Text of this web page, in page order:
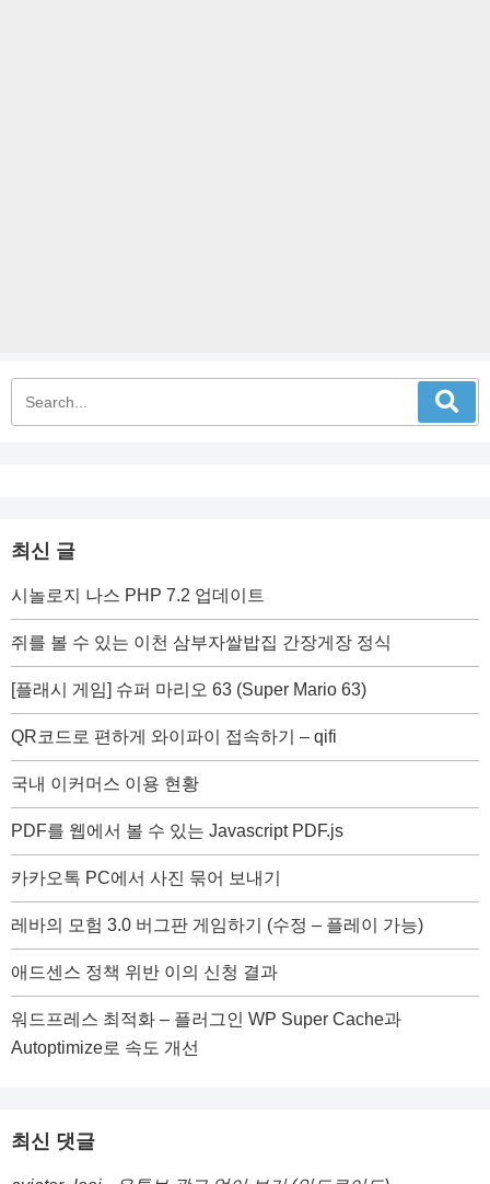
최신 글
시놀로지 나스 PHP 7.2 업데이트
쥐를 볼 수 있는 이천 삼부자쌀밥집 간장게장 정식
[플래시 게임] 슈퍼 마리오 63 (Super Mario 63)
QR코드로 편하게 와이파이 접속하기 – qifi
국내 이커머스 이용 현황
PDF를 웹에서 볼 수 있는 Javascript PDF.js
카카오톡 PC에서 사진 묶어 보내기
레바의 모험 3.0 버그판 게임하기 (수정 – 플레이 가능)
애드센스 정책 위반 이의 신청 결과
워드프레스 최적화 – 플러그인 WP Super Cache과
Autoptimize로 속도 개선
최신 댓글